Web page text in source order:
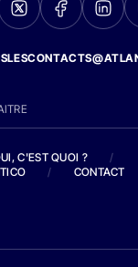
C'EST QUOI ?
/
/ CONTACT